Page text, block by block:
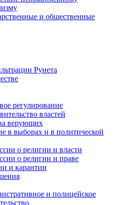
и общественные
Рунета
регулирование
властей
верующих
в выборах и в политической
о религии и власти
о религии и праве
и карантин
и полицейское